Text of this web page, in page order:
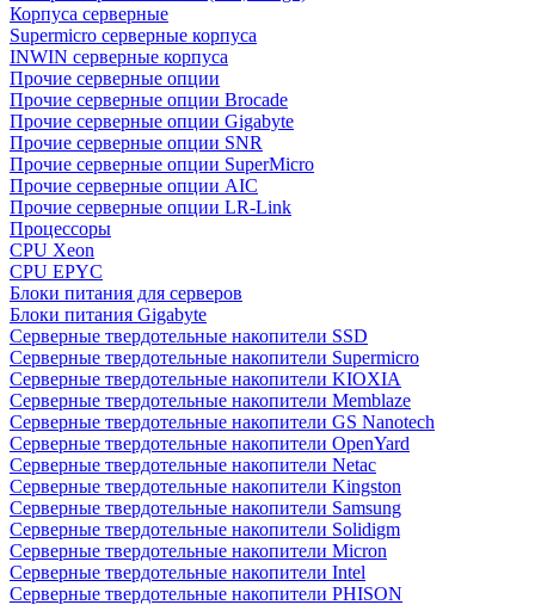
Корпуса серверные
Supermicro серверные корпуса
INWIN серверные корпуса
Прочие серверные опции
Прочие серверные опции Brocade
Прочие серверные опции Gigabyte
Прочие серверные опции SNR
Прочие серверные опции SuperMicro
Прочие серверные опции AIC
Прочие серверные опции LR-Link
Процессоры
CPU Xeon
CPU EPYC
Блоки питания для серверов
Блоки питания Gigabyte
Серверные твердотельные накопители SSD
Cерверные твердотельные накопители Supermicro
Cерверные твердотельные накопители KIOXIA
Cерверные твердотельные накопители Memblaze
Cерверные твердотельные накопители GS Nanotech
Серверные твердотельные накопители OpenYard
Серверные твердотельные накопители Netac
Cерверные твердотельные накопители Kingston
Cерверные твердотельные накопители Samsung
Cерверные твердотельные накопители Solidigm
Cерверные твердотельные накопители Micron
Cерверные твердотельные накопители Intel
Cерверные твердотельные накопители PHISON